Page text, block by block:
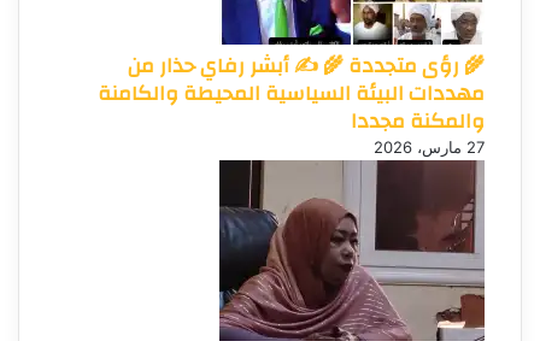
🌾 رؤى متجددة 🌾 ✍️ أبشر رفاي حذار من
مهددات البيئة السياسية المحيطة والكامنة
والمكنة مجددا
27 مارس، 2026